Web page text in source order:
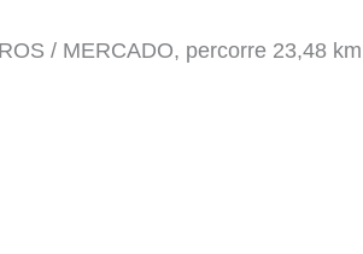
/ MERCADO, percorre 23,48 km